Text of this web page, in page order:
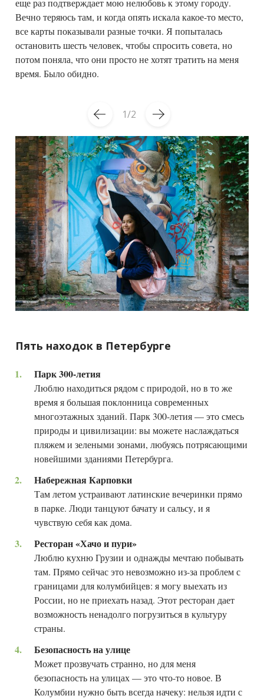
еще раз подтверждает мою нелюбовь к этому городу.
Вечно теряюсь там, и когда опять искала какое-то место,
все карты показывали разные точки. Я попыталась
остановить шесть человек, чтобы спросить совета, но
потом поняла, что они просто не хотят тратить на меня
время. Было обидно.
1 2
Пять находок в Петербурге
Парк 300-летия
Люблю находиться рядом с природой, но в то же
время я большая поклонница современных
многоэтажных зданий. Парк 300-летия — это смесь
природы и цивилизации: вы можете наслаждаться
пляжем и зелеными зонами, любуясь потрясающими
новейшими зданиями Петербурга.
Набережная Карповки
Там летом устраивают латинские вечеринки прямо
в парке. Люди танцуют бачату и сальсу, и я
чувствую себя как дома.
Ресторан «Хачо и пури»
Люблю кухню Грузии и однажды мечтаю побывать
там. Прямо сейчас это невозможно из-за проблем с
границами для колумбийцев: я могу выехать из
России, но не приехать назад. Этот ресторан дает
возможность ненадолго погрузиться в культуру
страны.
Безопасность на улице
Может прозвучать странно, но для меня
безопасность на улицах — это что-то новое. В
Колумбии нужно быть всегда начеку: нельзя идти с